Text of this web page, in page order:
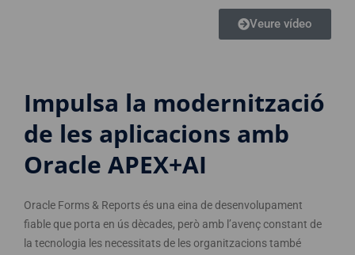
Veure vídeo
Impulsa la modernització
de les aplicacions amb
Oracle APEX+AI
Oracle Forms & Reports és una eina de desenvolupament
fiable que porta en ús dècades, però amb l’avenç constant de
la tecnologia les necessitats de les organitzacions també